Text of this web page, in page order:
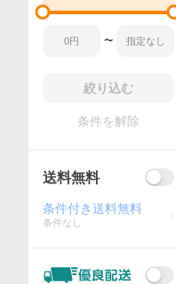
〜
絞り込む
条件を解除
送料無料
条件付き送料無料
条件なし